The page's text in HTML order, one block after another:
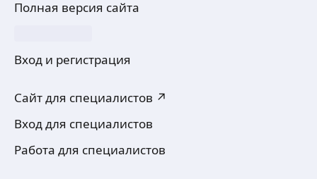
Полная версия сайта
Вход и регистрация
Сайт для специалистов ↗
Вход для специалистов
Работа для специалистов